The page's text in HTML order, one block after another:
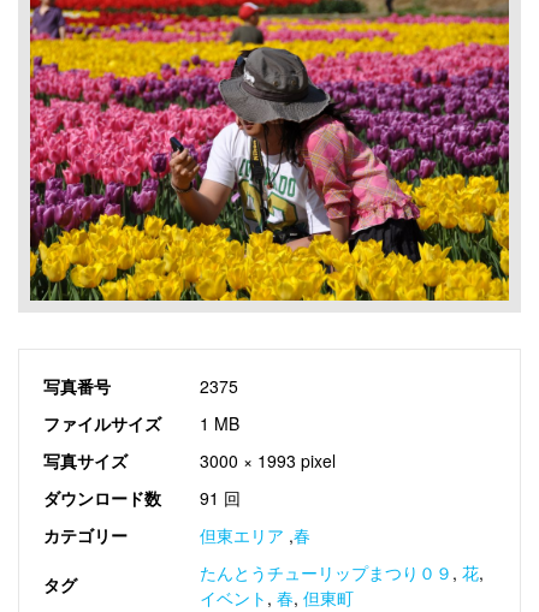
写真番号
2375
ファイルサイズ
1 MB
写真サイズ
3000 × 1993 pixel
ダウンロード数
91 回
カテゴリー
但東エリア ,春
タグ たんとうチューリップまつり０９ , 花,
イベント , 春, 但東町